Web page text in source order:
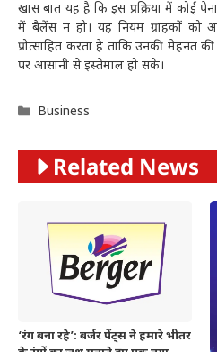
खास बात यह है कि इस प्रक्रिया में कोई
में बैलेंस न हो। यह नियम ग्राहकों को
प्रोत्साहित करता है ताकि उनकी मेहनत
पर आसानी से इस्तेमाल हो सके।
Categories
Business
Related News
‘रंग बना रहे’: बर्जर पेंट्स ने हमारे भीतर